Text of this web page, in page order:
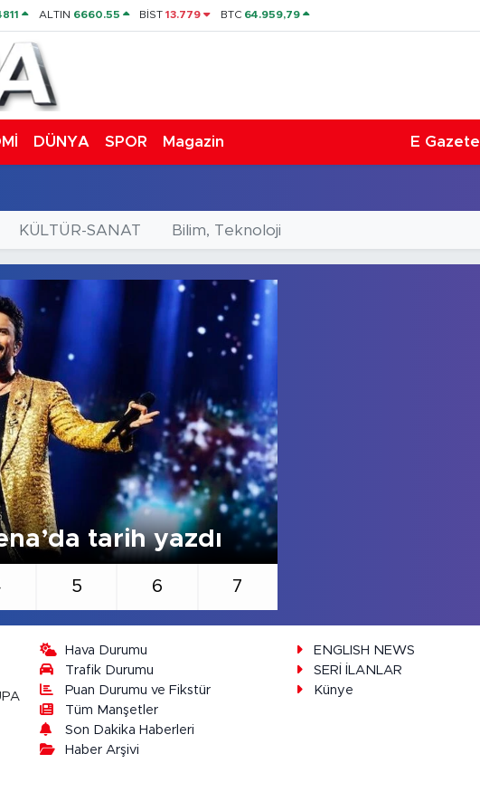
ALTIN 6660.55 BİST13.779 BTC 64.959,79
DÜNYA SPOR Magazin E Gazete
KÜLTÜR-SANAT Bilim, Teknoloji
tarih yazdı
5 6 7
Hava Durumu
Trafik Durumu
Puan Durumu ve Fikstür
Tüm Manşetler
Son Dakika Haberleri
Haber Arşivi
ENGLISH NEWS
SERİ İLANLAR
Künye